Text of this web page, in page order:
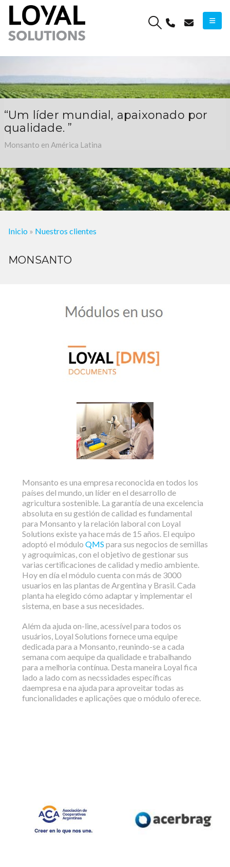
“Um líder mundial, apaixonado por
qualidade. ”
Monsanto en América Latina
Inicio » Nuestros clientes
MONSANTO
Monsanto es una empresa reconocida en todos los
países del mundo, un líder en el desarrollo de
agricultura sostenible. La garantía de una excelencia
absoluta en su gestión de calidad es fundamental
para Monsanto y la relación laboral con Loyal
Solutions existe ya hace más de 15 años. El equipo
adoptó el módulo QMS para sus negocios de semillas
y agroquímicas, con el objetivo de gestionar sus
varias certiﬁcaciones de calidad y medio ambiente.
Hoy en día el módulo cuenta con más de 3000
usuarios en las plantas de Argentina y Brasil. Cada
planta ha elegido cómo adaptar y implementar el
sistema, en base a sus necesidades.
Além da ajuda on-line, acessível para todos os
usuários, Loyal Solutions fornece uma equipe
dedicada para a Monsanto, reunindo-se a cada
semana com aequipe da qualidade e trabalhando
para a melhoria contínua. Desta maneira Loyal fica
lado a lado com as necssidades específicas
daempresa e na ajuda para aproveitar todas as
funcionalidades e aplicações que o módulo oferece.